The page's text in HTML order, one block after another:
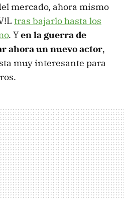
mercado, ahora mismo
tras bajarlo hasta los
. Yen la guerra de
ahora un nuevo actor,
muy interesante para